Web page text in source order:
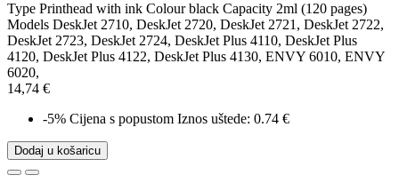
Type Printhead with ink Colour black Capacity 2ml (120 pages)
Models DeskJet 2710, DeskJet 2720, DeskJet 2721, DeskJet 2722,
DeskJet 2723, DeskJet 2724, DeskJet Plus 4110, DeskJet Plus
4120, DeskJet Plus 4122, DeskJet Plus 4130, ENVY 6010, ENVY
6020,
14,74 €
-5% Cijena s popustom Iznos uštede: 0.74 €
Dodaj u košaricu